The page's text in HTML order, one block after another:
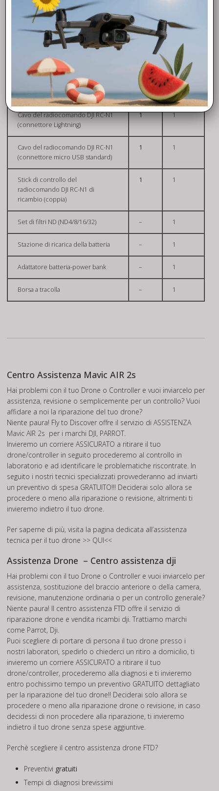
Eliche silenziose (coppia) 3
Protezione dello stabilizzatore
Cavo Tipo C 1
Cavo del radiocomando DJI RC-N1
(connettore USB tipo C)
1 1
Cavo del radiocomando DJI RC-N1
(connettore Lightning)
1 1
Cavo del radiocomando DJI RC-N1
(connettore micro USB standard)
1 1
Stick di controllo del
radiocomando DJI RC-N1 di
ricambio (coppia)
1 1
Set di filtri ND (ND4/8/16/32) – 1
Stazione di ricarica della batteria – 1
Adattatore batteria-power bank – 1
Borsa a tracolla – 1
Centro Assistenza Mavic AIR 2s
Hai problemi con il tuo Drone o Controller e vuoi inviarcelo per
assistenza, revisione o semplicemente per un controllo? Vuoi
affidare a noi la riparazione del tuo drone?
Niente paura! Fly to Discover offre il servizio di ASSISTENZA
Mavic AIR 2s per i marchi DJI, PARROT.
Invieremo un corriere ASSICURATO a ritirare il tuo
drone/controller in seguito procederemo al controllo in
laboratorio e ad identificare le problematiche riscontrate. In
seguito i nostri tecnici specializzati provvederanno ad inviarti
un preventivo di spesa GRATUITO!!! Deciderai solo allora se
procedere o meno alla riparazione o revisione, altrimenti ti
invieremo indietro il tuo drone.
Per saperne di più, visita la pagina dedicata all’assistenza
tecnica per il tuo drone >> QUI<<
Assistenza Drone – Centro assistenza dji
Hai problemi con il tuo Drone o Controller e vuoi inviarcelo per
assistenza, sostituzione del braccio anteriore o della camera,
revisione, manutenzione ordinaria o per un controllo generale?
Niente paura! Il centro assistenza FTD offre il servizio di
riparazione drone e vendita ricambi dji. Trattiamo marchi
come Parrot, Dji.
Puoi scegliere di portare di persona il tuo drone presso i
nostri laboratori, spedirlo o chiederci un ritiro a domicilio, ti
invieremo un corriere ASSICURATO a ritirare il tuo
drone/controller, procederemo alla diagnosi e ti invieremo
entro pochissimo tempo un preventivo GRATUITO dettagliato
per la riparazione del tuo drone!! Deciderai solo allora se
procedere o meno alla riparazione drone o revisione, in caso
decidessi di non procedere alla riparazione, ti invieremo
indietro il tuo drone senza spese aggiuntive.
Perchè scegliere il centro assistenza drone FTD?
Preventivi gratuiti
Tempi di diagnosi brevissimi